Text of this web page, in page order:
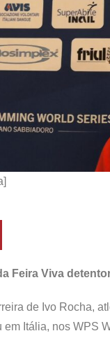
Feira Viva
de Ivo Rocha,
em Itália, nos WPS